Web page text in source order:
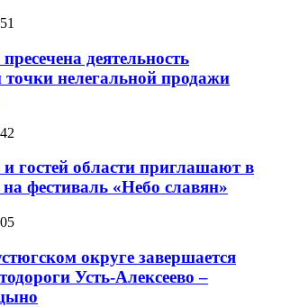
деятельность
точки нелегальной продажи
гостей области приглашают в
фестиваль «Небо славян»
округе завершается
Усть-Алексеево –